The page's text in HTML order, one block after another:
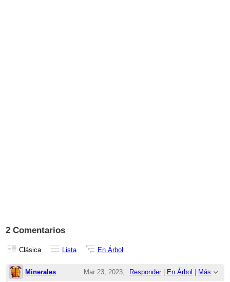
2 Comentarios
Clásica Lista En Árbol
Minerales Responder| En Árbol Más
Mar 23, 2023;